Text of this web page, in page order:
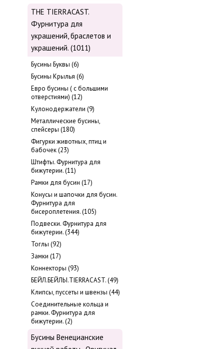
THE TIERRACAST.
Фурнитура для
украшений, браслетов и
украшений. (1011)
Бусины Буквы (6)
Бусины Крылья (6)
Евро бусины ( с большими
отверстиями) (12)
Кулонодержатели (9)
Металлические бусины,
cпейсеры (180)
Фигурки животных, птиц и
бабочек (23)
Штифты. Фурнитура для
бижутерии. (11)
Рамки для бусин (17)
Конусы и шапочки для бусин.
Фурнитура для
бисероплетения. (105)
Подвески. Фурнитура для
бижутерии. (344)
Тоглы (92)
Замки (17)
Коннекторы (93)
БЕЙЛ.БЕЙЛЫ.TIERRACAST. (49)
Клипсы, пуссеты и швензы (44)
Соединительные кольца и
рамки. Фурнитура для
бижутерии. (2)
Бусины Венецианские